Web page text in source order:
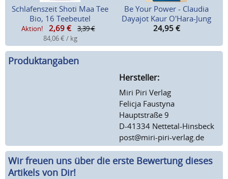
Schlafenszeit Shoti Maa Tee
Bio, 16 Teebeutel
Aktion! 2,69 €
3,39 €
84,06 € / kg
Be Your Power - Claudia
Dayajot Kaur O'Hara-Jung
24,95 €
Produktangaben
Hersteller:
Miri Piri Verlag
Felicja Faustyna
Hauptstraße 9
D-41334 Nettetal-Hinsbeck
post@miri-piri-verlag.de
Wir freuen uns über die erste Bewertung dieses
Artikels von Dir!